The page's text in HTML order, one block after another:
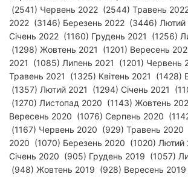
(2541) Червень 2022 (2544) Травень
2022 (3146) Березень 2022 (3446)
Січень 2022 (1160) Грудень 2021 (1256)
(1298) Жовтень 2021 (1201) Вересень
2021 (1085) Липень 2021 (1201) Червень
Травень 2021 (1325) Квітень 2021 (1428)
(1357) Лютий 2021 (1294) Січень 2021
(1270) Листопад 2020 (1143) Жовтень
Вересень 2020 (1076) Серпень 2020
(1167) Червень 2020 (929) Травень 2020
2020 (1070) Березень 2020 (1020)
Січень 2020 (905) Грудень 2019 (1057)
(948) Жовтень 2019 (928) Вересень